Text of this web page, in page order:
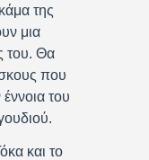
της
μια
του. Θα
που
του
και το